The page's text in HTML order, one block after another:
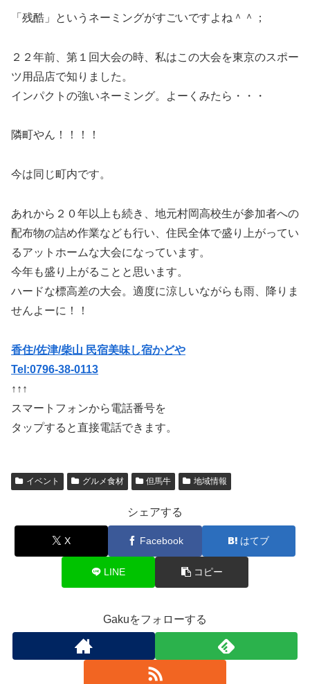
「残酷」というネーミングがすごいですよね＾＾；
２２年前、第１回大会の時、私はこの大会を東京のスポー
ツ用品店で知りました。
インパクトの強いネーミング。よーくみたら・・・
隣町やん！！！！
今は同じ町内です。
あれから２０年以上も続き、地元村岡高校生が参加者への
配布物の詰め作業なども行い、住民全体で盛り上がってい
るアットホームな大会になっています。
今年も盛り上がることと思います。
ハードな標高差の大会。適度に涼しいながらも雨、降りま
せんよーに！！
香住/佐津/柴山 民宿美味し宿かどや
Tel:0796-38-0113
↑↑↑
スマートフォンから電話番号を
タップすると直接電話できます。
イベント グルメ食材 但馬牛 地域情報
シェアする
X Facebook はてブ
LINE コピー
Gakuをフォローする